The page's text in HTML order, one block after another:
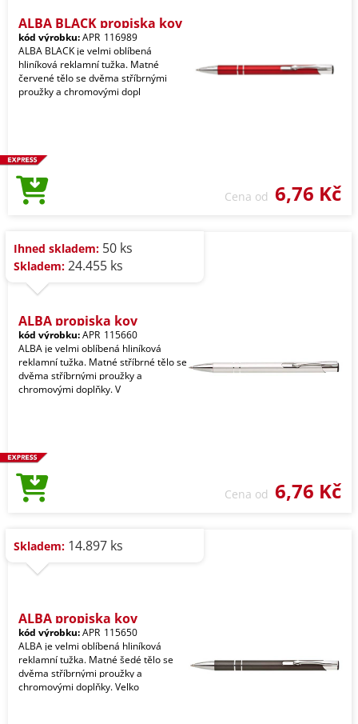
ALBA BLACK propiska kov
kód výrobku:APR_116989
ALBA BLACK je velmi oblíbená
hliníková reklamní tužka. Matné
červené tělo se dvěma stříbrnými
proužky a chromovými dopl
Cena od 6,76 Kč
Ihned skladem: 50 ks
Skladem: 24.455 ks
ALBA propiska kov
kód výrobku:APR_115660
ALBA je velmi oblíbená hliníková
reklamní tužka. Matné stříbrné tělo se
dvěma stříbrnými proužky a
chromovými doplňky. V
Cena od 6,76 Kč
Skladem: 14.897 ks
ALBA propiska kov
kód výrobku:APR_115650
ALBA je velmi oblíbená hliníková
reklamní tužka. Matné šedé tělo se
dvěma stříbrnými proužky a
chromovými doplňky. Velko